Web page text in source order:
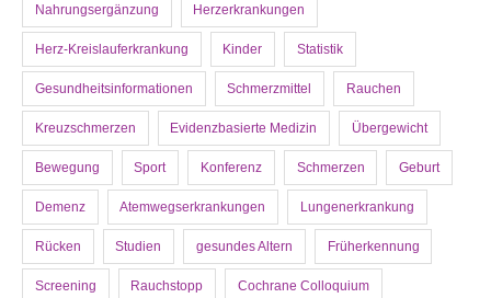
Nahrungsergänzung Herzerkrankungen
Herz-Kreislauferkrankung Kinder Statistik
Gesundheitsinformationen Schmerzmittel Rauchen
Kreuzschmerzen Evidenzbasierte Medizin Übergewicht
Bewegung Sport Konferenz Schmerzen Geburt
Demenz Atemwegserkrankungen Lungenerkrankung
Rücken Studien gesundes Altern Früherkennung
Screening Rauchstopp Cochrane Colloquium